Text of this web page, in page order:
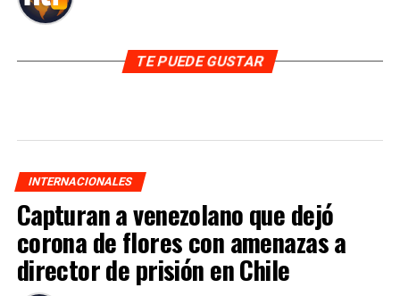
TE PUEDE GUSTAR
INTERNACIONALES
Capturan a venezolano que dejó
corona de flores con amenazas a
director de prisión en Chile